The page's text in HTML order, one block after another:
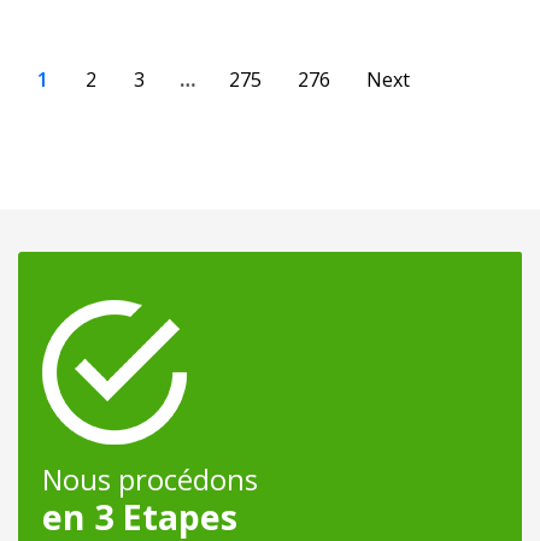
1 2 3 … 275 276 Next
Nous procédons
en 3 Etapes